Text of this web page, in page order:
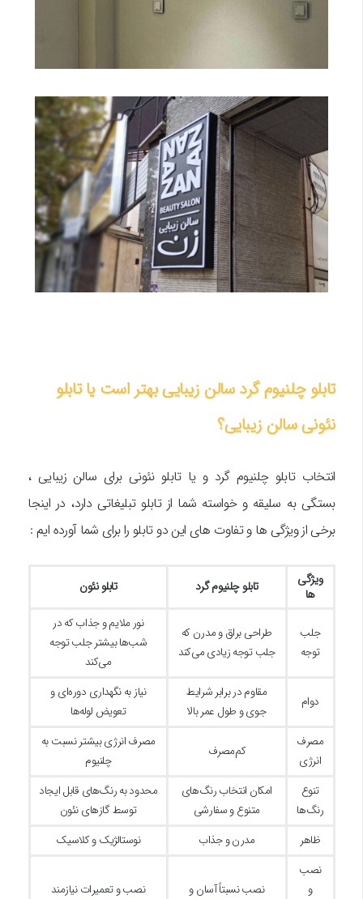
تابلو چلنیوم گرد سالن زیبایی بهتر است یا تابلو
نئونی سالن زیبایی؟
انتخاب تابلو چلنیوم گرد و یا تابلو نئونی برای سالن زیبایی ،
بستگی به سلیقه و خواسته شما از تابلو تبلیغاتی دارد، در اینجا
برخی از ویژگی ها و تفاوت های این دو تابلو را برای شما آورده ایم :
ویژگی‌
ها
تابلو چلنیوم گرد تابلو نئون
جلب
توجه
طراحی براق و مدرن که
جلب توجه زیادی می‌کند
نور ملایم و جذاب که در
شب‌ها بیشتر جلب توجه
می‌کند
دوام
مقاوم در برابر شرایط
جوی و طول عمر بالا
نیاز به نگهداری دوره‌ای و
تعویض لوله‌ها
مصرف
انرژی
کم‌مصرف
مصرف انرژی بیشتر نسبت به
چلنیوم
تنوع
رنگ‌ها
امکان انتخاب رنگ‌های
متنوع و سفارشی
محدود به رنگ‌های قابل ایجاد
توسط گازهای نئون
ظاهر
مدرن و جذاب
نوستالژیک و کلاسیک
نصب
و
نصب نسبتاً آسان و
نصب و تعمیرات نیازمند